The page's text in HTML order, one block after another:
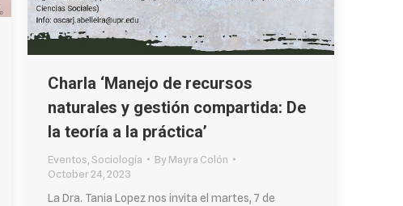
Charla ‘Manejo de recursos
naturales y gestión compartida: De
la teoría a la práctica’
Eventos Sociología ByMayra Colón
October 24, 2023
La Dra. Tania Lopez nos invita el martes, 7 de